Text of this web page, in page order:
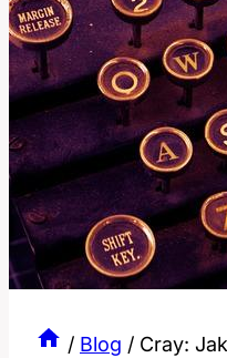
/ Blog / Cray: